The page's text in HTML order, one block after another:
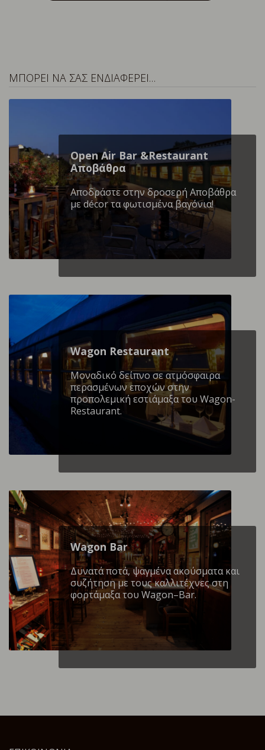
ΜΠΟΡΕΙ ΝΑ ΣΑΣ ΕΝΔΙΑΦΕΡΕΙ…
Open Air Bar &Restaurant
Αποβάθρα
Αποδράστε στην δροσερή Αποβάθρα
με décor τα φωτισμένα βαγόνια!
Wagon Restaurant
Mοναδικό δείπνο σε ατμόσφαιρα
περασμένων εποχών στην
προπολεμική εστιάμαξα του Wagon-
Restaurant.
Wagon Βar
Δυνατά ποτά, ψαγμένα ακούσματα και
συζήτηση με τους καλλιτέχνες στη
φορτάμαξα του Wagon–Bar.